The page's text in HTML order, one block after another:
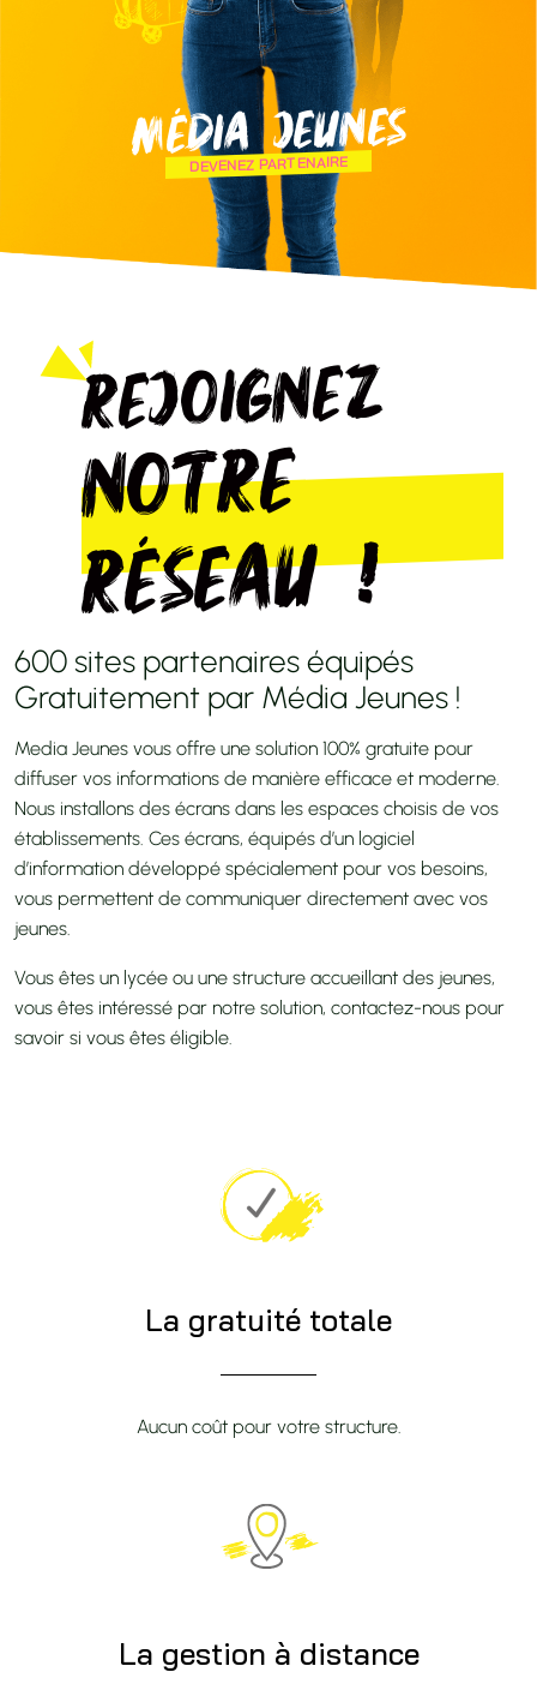
MÉDIA JEUNES
DEVENEZ PARTENAIRE
Rejoignez
notre
réseau !
600 sites partenaires équipés
Gratuitement par Média Jeunes !
Media Jeunes vous offre une solution 100% gratuite pour
diffuser vos informations de manière efficace et moderne.
Nous installons des écrans dans les espaces choisis de vos
établissements. Ces écrans, équipés d’un logiciel
d’information développé spécialement pour vos besoins,
vous permettent de communiquer directement avec vos
jeunes.
Vous êtes un lycée ou une structure accueillant des jeunes,
vous êtes intéressé par notre solution, contactez-nous pour
savoir si vous êtes éligible.
La gratuité totale
Aucun coût pour votre structure.
La gestion à distance